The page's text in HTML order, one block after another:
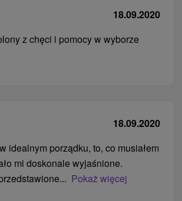
18.09.2020
z chęci i pomocy w wyborze
18.09.2020
idealnym porządku, to, co musiałem
mi doskonale wyjaśnione.
Pokaż więcej